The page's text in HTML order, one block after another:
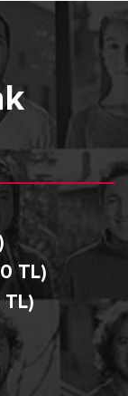
TL)
TL)